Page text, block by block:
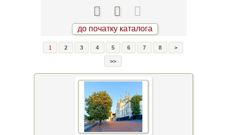
  
до початку каталога
1 2 3 4 5 6 7 8 >
>>